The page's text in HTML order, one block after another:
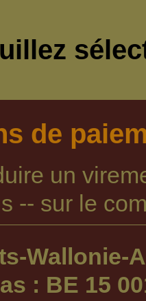
de
un
-- sur le
Wallonie-
: BE 15